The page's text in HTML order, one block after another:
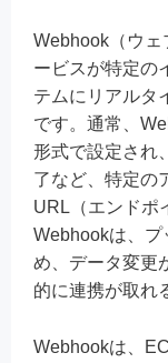
Webhook（ウェ
ービスが特定の
テムにリアルタ
です。通常、
形式で設定され
了など、特定の
URL（エンドポ
Webhookは、プ
め、データ変更
的に連携が取れ
Webhookは、